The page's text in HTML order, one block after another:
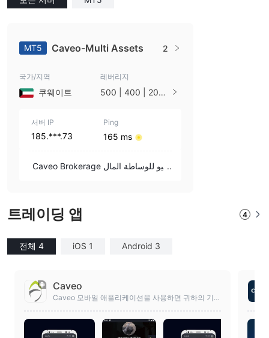
MT5 Caveo-Multi Assets 2
국가/지역
쿠웨이트
레버리지
500 | 400 | 200 |
서버 IP
185.***.73
Ping
165 ms
Caveo Brokerage كافيو للوساطة المال
트레이딩 앱 4
전체 4 iOS 1 Android 3
Caveo
Caveo 모바일 애플리케이션을 사용하면 귀하의 기기